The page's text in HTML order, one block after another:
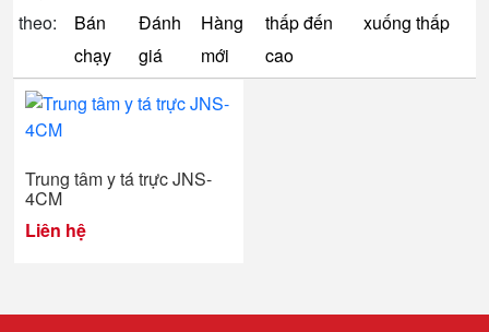
theo:
Bán
chạy
Đánh
giá
Hàng
mới
thấp đến
cao
xuống thấp
Trung tâm y tá trực JNS-
4CM
Liên hệ